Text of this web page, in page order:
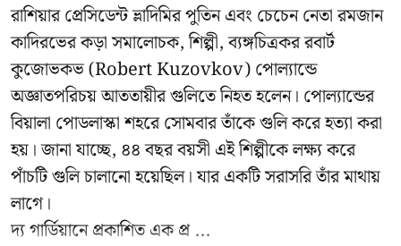
রাশিয়ার প্রেসিডেন্ট ভ্লাদিমির পুতিন এবং চেচেন নেতা রমজান
কাদিরভের কড়া সমালোচক, শিল্পী, ব্যঙ্গচিত্রকর রবার্ট
কুজোভকভ (Robert Kuzovkov) পোল্যান্ডে
অজ্ঞাতপরিচয় আততায়ীর গুলিতে নিহত হলেন। পোল্যান্ডের
বিয়ালা পোডলাস্কা শহরে সোমবার তাঁকে গুলি করে হত্যা করা
হয়। জানা যাচ্ছে, ৪৪ বছর বয়সী এই শিল্পীকে লক্ষ্য করে
পাঁচটি গুলি চালানো হয়েছিল। যার একটি সরাসরি তাঁর মাথায়
লাগে।
দ্য গার্ডিয়ানে প্রকাশিত এক প্র ...